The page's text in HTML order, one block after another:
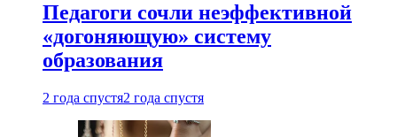
Педагоги сочли неэффективной
«догоняющую» систему
образования
2 года спустя2 года спустя